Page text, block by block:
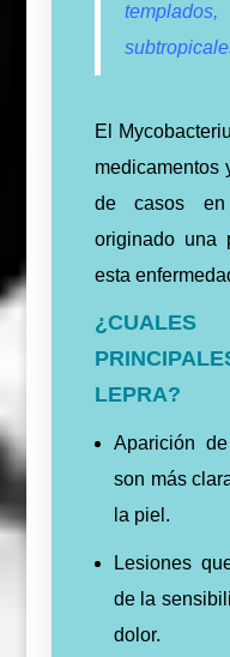
El
medicamentos
de casos
originado una
esta
LEPRA?
Aparición
son más
la piel.
Lesiones
de la
dolor.